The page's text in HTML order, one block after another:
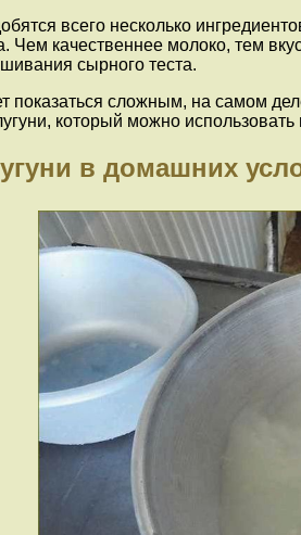
всего несколько
Чем качественнее молоко, тем
сырного теста.
показаться сложным, на самом
который можно
в домашних